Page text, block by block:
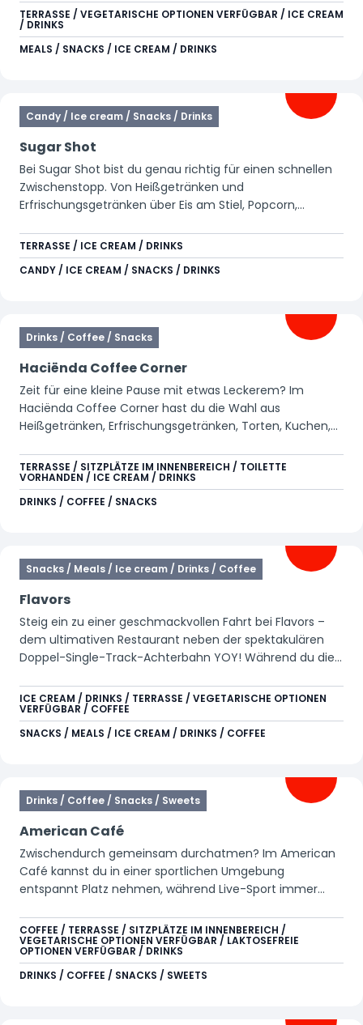
TERRASSE / VEGETARISCHE OPTIONEN VERFÜGBAR / ICE CREAM
/ DRINKS
MEALS / SNACKS / ICE CREAM / DRINKS
Candy / Ice cream / Snacks / Drinks
Sugar Shot
Bei Sugar Shot bist du genau richtig für einen schnellen
Zwischenstopp. Von Heißgetränken und
Erfrischungsgetränken über Eis am Stiel, Popcorn,
Unox-Brötchen. Hier bekommst du alles, was lecker ist.
Außerdem gibt es an diesem Standort Arcade-Spiele für
alle, die Lust auf zusätzlichen Spaß haben.
TERRASSE / ICE CREAM / DRINKS
CANDY / ICE CREAM / SNACKS / DRINKS
Drinks / Coffee / Snacks
Haciënda Coffee Corner
Zeit für eine kleine Pause mit etwas Leckerem? Im
Haciënda Coffee Corner hast du die Wahl aus
Heißgetränken, Erfrischungsgetränken, Torten, Kuchen,
Auszeit während deines Tages im Park.
TERRASSE / SITZPLÄTZE IM INNENBEREICH / TOILETTE
VORHANDEN / ICE CREAM / DRINKS
DRINKS / COFFEE / SNACKS
Snacks / Meals / Ice cream / Drinks / Coffee
Flavors
Steig ein zu einer geschmackvollen Fahrt bei Flavors –
dem ultimativen Restaurant neben der spektakulären
Doppel-Single-Track-Achterbahn YOY! Während du die
einzigartigen Blick auf YOY, Xpress: Platform 13, Goliath
und Condor. Egal, ob du nach einer wilden Fahrt neue
Energie tankst oder einfach einen luxuriösen Toast mit
ICE CREAM / DRINKS / TERRASSE / VEGETARISCHE OPTIONEN
VERFÜGBAR / COFFEE
SNACKS / MEALS / ICE CREAM / DRINKS / COFFEE
Drinks / Coffee / Snacks / Sweets
American Café
Zwischendurch gemeinsam durchatmen? Im American
Café kannst du in einer sportlichen Umgebung
entspannt Platz nehmen, während Live-Sport immer
Heißgetränk oder komm später vorbei für einen Hotdog,
Nachos oder ein erfrischendes Getränk. Ein schöner Ort,
um gemeinsam neue Energie zu tanken und dabei ein
Spiel zu verfolgen.
COFFEE / TERRASSE / SITZPLÄTZE IM INNENBEREICH /
VEGETARISCHE OPTIONEN VERFÜGBAR / LAKTOSEFREIE
OPTIONEN VERFÜGBAR / DRINKS
DRINKS / COFFEE / SNACKS / SWEETS